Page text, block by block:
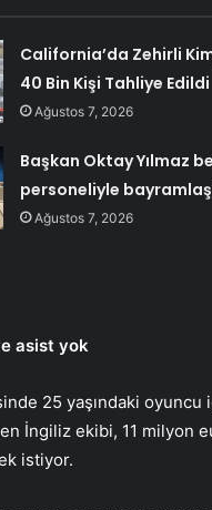
California’da Zehirli
40 Bin Kişi Tahliye Edildi
Ağustos 7, 2026
Başkan Oktay Yılmaz
personeliyle
Ağustos 7, 2026
asist yok
25 yaşındaki
İngiliz ekibi, 11 milyon
istiyor.